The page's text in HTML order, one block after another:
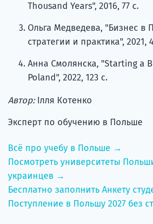
Thousand Years", 2016, 77 с.
Ольга Медведева, "Бизнес в
стратегии и практика", 2021,
Анна Смолянска, "Starting a
Poland", 2022, 123 с.
Автор:Ілля Котенко
Эксперт по обучению в Польше
Всё про учебу в Польше →
Посмотреть университеты
украинцев →
Бесплатно заполнить Анкету
Поступление в Польшу 2027 без